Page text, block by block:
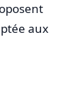
aux